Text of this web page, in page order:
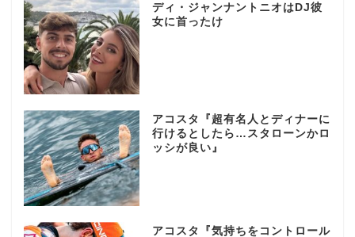
ディ・ジャンナントニオはDJ彼
女に首ったけ
アコスタ『超有名人とディナーに
行けるとしたら…スタローンかロ
ッシが良い』
アコスタ『気持ちをコントロール